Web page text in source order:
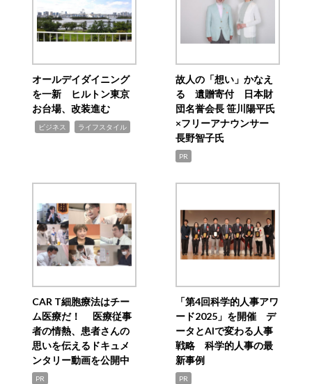
オールデイダイニング
を一新 ヒルトン東京
お台場、改装進む
ビジネス ライフスタイル
故人の「想い」かなえ
る 遺贈寄付 日本財
団名誉会長 笹川陽平氏
×フリーアナウンサー
長野智子氏
PR
CAR T細胞療法はチー
ム医療だ！ 医療従事
者の情熱、患者さんの
思いを伝えるドキュメ
ンタリー動画を公開中
PR
「第4回科学的人事アワ
ード2025」を開催 デ
ータとAIで変わる人事
戦略 科学的人事の最
新事例
PR